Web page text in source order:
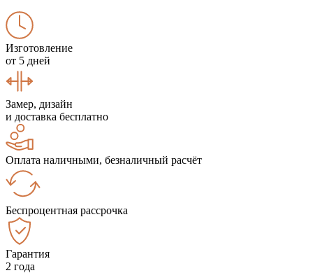
Изготовление
от 5 дней
Замер, дизайн
и доставка бесплатно
Оплата наличными, безналичный расчёт
Беспроцентная рассрочка
Гарантия
2 года